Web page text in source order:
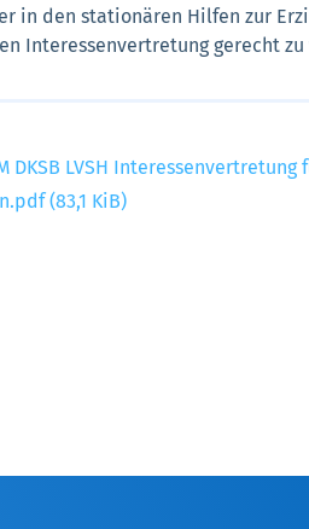
in den stationären Hilfen zur
Interessenvertretung gerecht zu
DKSB LVSH
(83,1 KiB)